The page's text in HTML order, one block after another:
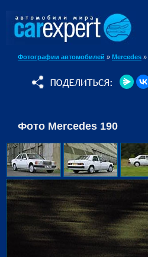
Фотографии автомобилей » Mercedes »
Фото Mercedes 190